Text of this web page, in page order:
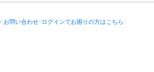
お問い合わせ ログインでお困りの方はこちら